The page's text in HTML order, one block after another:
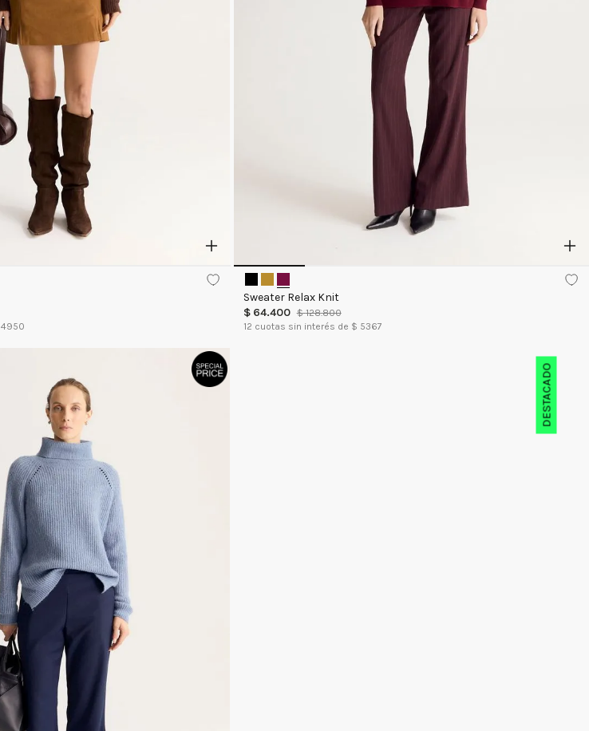
4950
Sweater Relax Knit
$ 64.400 $ 128.800
12 cuotas sin interés de $ 5367
DESTACADO